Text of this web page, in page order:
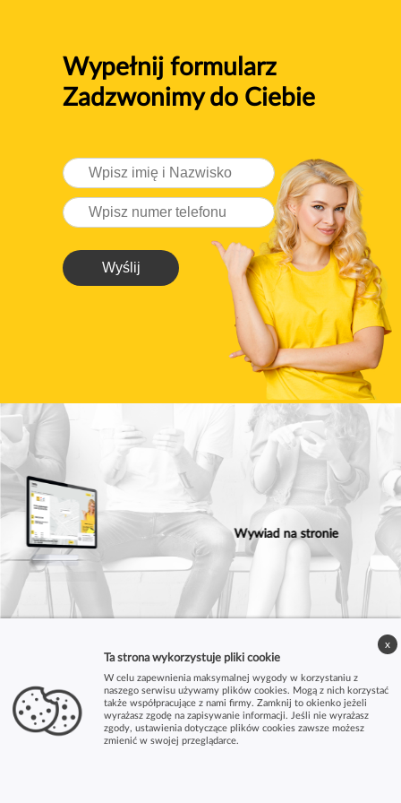
Wypełnij formularz
Zadzwonimy do Ciebie
Wyślij
Wywiad na stronie Dyplom w ramce
Ta strona wykorzystuje pliki cookie
W celu zapewnienia maksymalnej wygody w korzystaniu z
naszego serwisu używamy plików cookies. Mogą z nich korzystać
także współpracujące z nami firmy. Zamknij to okienko jeżeli
wyrażasz zgodę na zapisywanie informacji. Jeśli nie wyrażasz
zgody, ustawienia dotyczące plików cookies zawsze możesz
zmienić w swojej przeglądarce.
x